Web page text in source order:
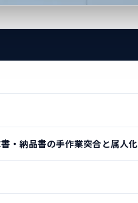
・納品書の手作業突合と属人化